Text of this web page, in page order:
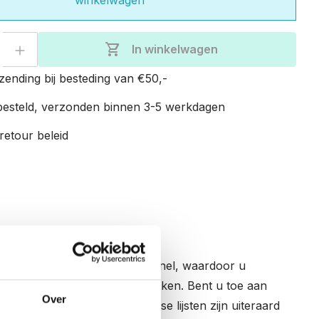
Over
Voer de gewenste
shopping_cart In winkelwagen
bij besteding van €50,-
verzonden binnen 3-5 werkdagen
beleid
verwisselt u foto’s razendsnel, waardoor u
te uploaden en te bewerken. Bent u toe aan
foto op uw frame. Losse lijsten zijn uiteraard